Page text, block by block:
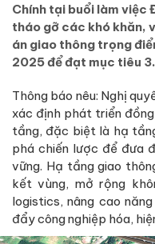
Chính tại buổi làm việc
tháo gỡ các khó khăn,
án giao thông trọng
2025 để đạt mục tiêu
Thông báo nêu: Nghị
xác định phát triển
tầng, đặc biệt là hạ
phá chiến lược để đưa
vững. Hạ tầng giao
kết vùng, mở rộng
logistics, nâng cao
đẩy công nghiệp hóa,